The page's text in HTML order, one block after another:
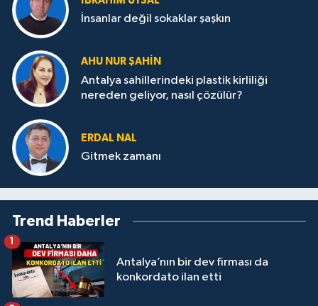
İnsanlar değil sokaklar şaşkın
AHU NUR ŞAHIN
Antalya sahillerindeki plastik kirliliği
nereden geliyor, nasıl çözülür?
ERDAL NAL
Gitmek zamanı
Trend Haberler
Antalya’nın bir dev firması da
konkordato ilan etti
1